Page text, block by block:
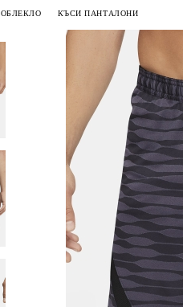
ОБЛЕКЛО КЪСИ ПАНТАЛОНИ